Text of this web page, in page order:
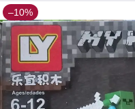
–10%